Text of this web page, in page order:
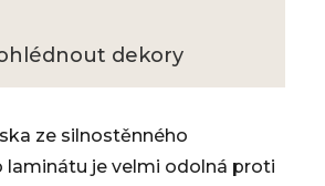
dekory
ze silnostěnného
je velmi odolná proti